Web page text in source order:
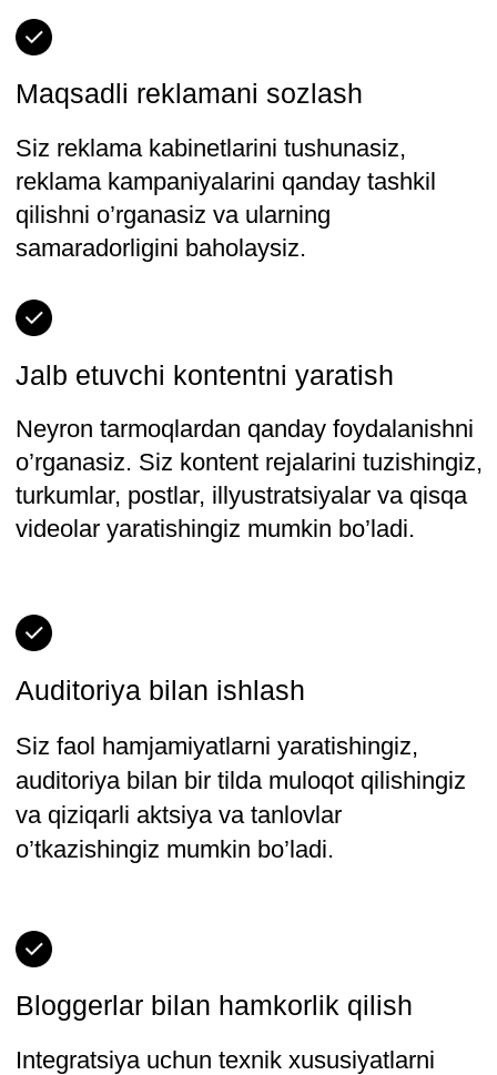
SMM da start ~ 1,5 oy
Ushbu blokda siz biznes akkaunti uchun
o'rganasiz - ijtimoiy tarmoqlarda ilgari
surish uchun fundament. Siz Cocos Group
mutaxassislari bilan birgalikda strategiya
yaratishni tushunib olasiz.
Kontent yaratish va
neyron tarmoqlar bilan
ishlash ~ 1,5 oy
qismini tayyorlash, ularni turli maydonlarga
moslashtirish va nashr etishdir. Bunda
yordam beradi.